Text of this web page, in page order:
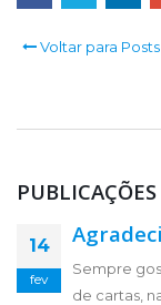
Voltar para Posts
PUBLICAÇÕES
14
fev
Sempre
de cartas,